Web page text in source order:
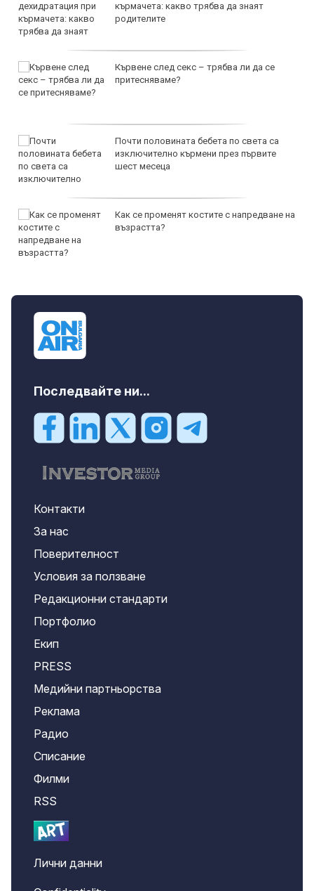
кърмачета: какво трябва да знаят
родителите
Кървене след секс – трябва ли да се
притесняваме?
Почти половината бебета по света са
изключително кърмени през първите
шест месеца
Как се променят костите с напредване на
възрастта?
Последвайте ни...
Контакти
За нас
Поверителност
Условия за ползване
Редакционни стандарти
Портфолио
Екип
PRESS
Медийни партньорства
Реклама
Радио
Списание
Филми
RSS
Лични данни